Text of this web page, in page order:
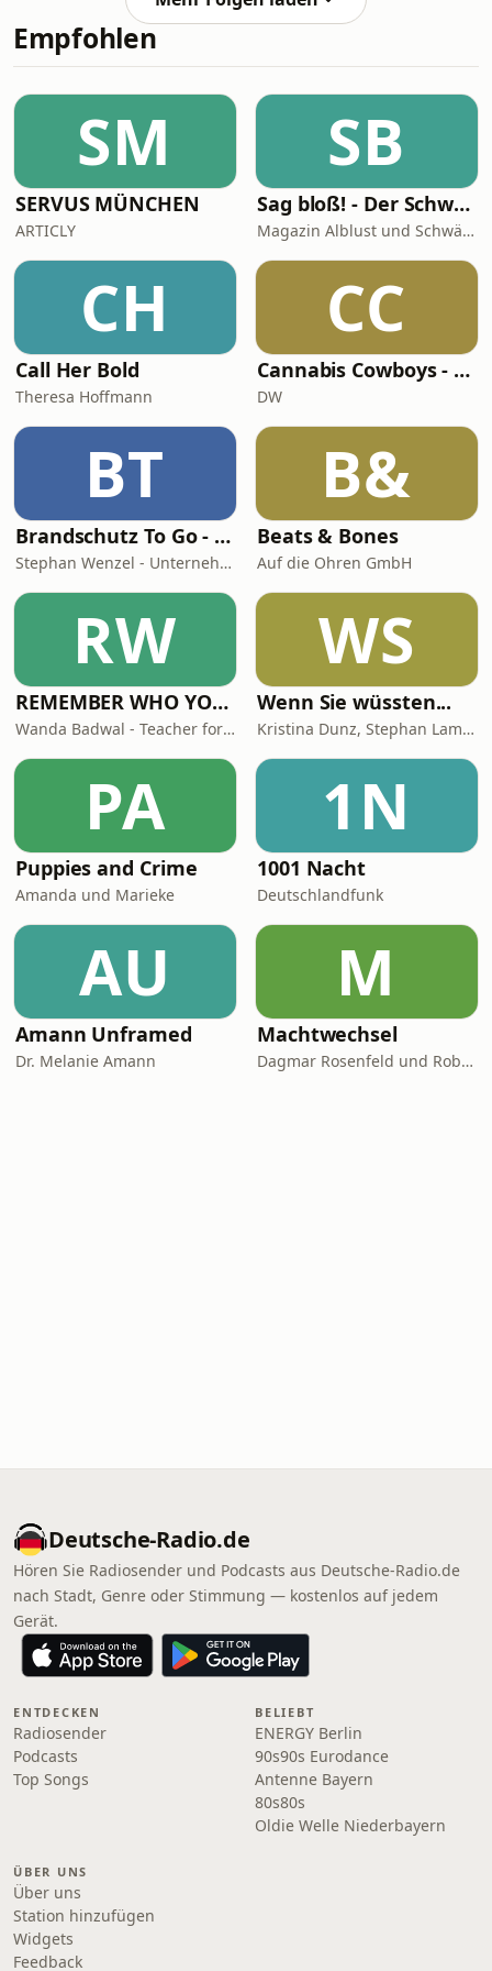
Theodor W. Adorno's social crit
enteignen zu verdanken, dass das
Konzept heute erneut aufs Tableau
gebracht wurde und, auch über den
politische Alternative und Strategie
sozialer Veränderung zurück ist.
Vergesellschaftung ist nicht zuletzt
eine
Empfohlen
SM
SERVUS MÜNCHEN
ARTICLY
SB
Sag bloß! - Der Schwäbische Alb Podcast
Magazin Alblust und Schwäbische Alb Tourismus
CH
Call Her Bold
Theresa Hoffmann
CC
Cannabis Cowboys - Die JuicyFields-Saga
DW
BT
Brandschutz To Go - News, Tipps und Anekdoten aus der Sicherheitstechnik
Stephan Wenzel - Unternehmensberatung zur DIN 14675 Zertifizierung
B&
Beats & Bones
Auf die Ohren GmbH
RW
REMEMBER WHO YOU ARE - Wanda Badwal
Wanda Badwal - Teacher for Yoga & Meditation, Author, Speaker
WS
Wenn Sie wüssten...
Kristina Dunz, Stephan Lamby und Eva Quadbeck
PA
Puppies and Crime
Amanda und Marieke
1N
1001 Nacht
Deutschlandfunk
AU
Amann Unframed
Dr. Melanie Amann
M
Machtwechsel
Dagmar Rosenfeld und Robin Alexander
Deutsche-Radio.de
Hören Sie Radiosender und Podcasts aus Deutsche-Radio.de
nach Stadt, Genre oder Stimmung — kostenlos auf jedem
Gerät.
ENTDECKEN
Radiosender
Podcasts
Top Songs
BELIEBT
ENERGY Berlin
90s90s Eurodance
Antenne Bayern
80s80s
Oldie Welle Niederbayern
ÜBER UNS
Über uns
Station hinzufügen
Widgets
Feedback